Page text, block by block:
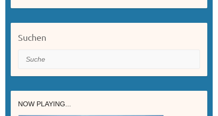
Suchen
Suche
NOW PLAYING...